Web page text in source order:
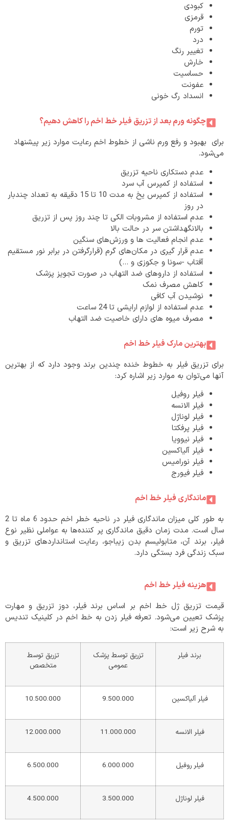
کبودی
قرمزی
تورم
درد
تغییر رنگ
خارش
حساسیت
عفونت
انسداد رگ خونی
چگونه ورم بعد از تزریق فیلر خط اخم را کاهش دهیم؟
برای بهبود و رفع ورم ناشی از خطوط اخم رعایت موارد زیر پیشنهاد
می‌شود.
عدم دستکاری ناحیه تزریق
استفاده از کمپرس آب سرد
استفاده از کمپرس یخ به مدت 10 تا 15 دقیقه به تعداد چندبار
در روز
عدم استفاده از مشروبات الکی تا چند روز پس از تزریق
بالانگهداشتن سر در حالت بالا
عدم انجام فعالیت ها و ورزش‌های سنگین
عدم قرار گیری در مکان‌های گرم (قرارگرفتن در برابر نور مستقیم
آفتاب -سونا و جکوزی و …)
استفاده از داروهای ضد التهاب در صورت تجویز پزشک
کاهش مصرف نمک
نوشیدن آب کافی
عدم استفاده از لوازم ارایشی تا 24 ساعت
مصرف میوه های دارای خاصیت ضد التهاب
بهترین مارک فیلر خط اخم
برای تزریق فیلر به خطوط خنده چندین برند وجود دارد که از بهترین
آنها می‌توان به موارد زیر اشاره کرد:
فیلر روفیل
فیلر الانسه
فیلر لوناژل
فیلر پرفکتا
فیلر نیوویا
فیلر آلیاکسین
فیلر نورامیس
فیلر فیورج
ماندگاری فیلر خط اخم
به طور کلی میزان ماندگاری فیلر در ناحیه خطر اخم حدود 6 ماه تا 2
سال است. مدت زمان دقیق ماندگاری پر کننده‌ها به عواملی نظیر نوع
فیلر، برند آن، متابولیسم بدن زیباجو، رعایت استانداردهای تزریق و
سبک زندگی فرد بستگی دارد.
هزینه فیلر خط اخم
قیمت تزریق ژل خط اخم بر اساس برند فیلر، دوز تزریق و مهارت
پزشک تعیین می‌شود. تعرفه فیلر زدن به خط اخم در کلینیک تندیس
به شرح زیر است:
برند فیلر
تزریق توسط پزشک
عمومی
تزریق توسط
متخصص
فیلر آلیاکسین 9.500.000
10.500.000
فیلر الانسه 11.000.000
12.000.000
فیلر روفیل 6.000.000
6.500.000
فیلر لوناژل 3.500.000
4.500.000